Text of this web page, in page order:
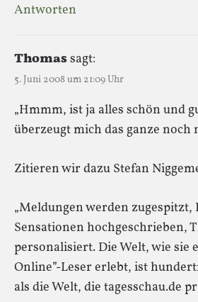
Antworten
Thomassagt:
5. Juni 2008 um 21:09 Uhr
„Hmmm, ist ja alles schön und
überzeugt mich das ganze noch
Zitieren wir dazu Stefan
„Meldungen werden
Sensationen hochgeschrieben,
personalisiert. Die Welt, wie sie
Online”-Leser erlebt, ist
als die Welt, die tagesschau.de